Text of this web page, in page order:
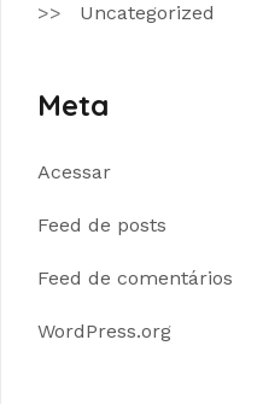
Uncategorized
Meta
Acessar
Feed de posts
Feed de comentários
WordPress.org